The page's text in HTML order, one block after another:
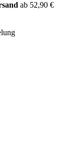
ab 52,90 €